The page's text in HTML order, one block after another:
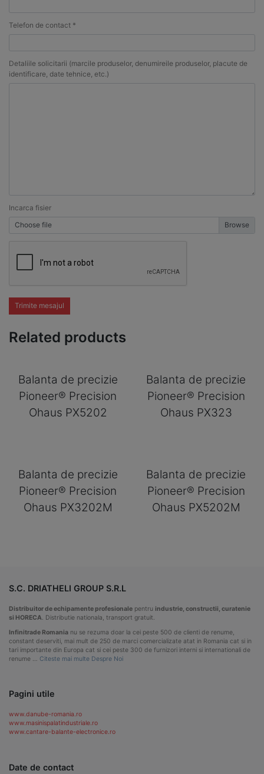
Telefon de contact *
Detaliile solicitarii (marcile produselor, denumireile produselor, placute de
identificare, date tehnice, etc.)
Incarca fisier
Choose file
Trimite mesajul
Related products
Balanta de precizie
Pioneer® Precision
Ohaus PX5202
Balanta de precizie
Pioneer® Precision
Ohaus PX323
Balanta de precizie
Pioneer® Precision
Ohaus PX3202M
Balanta de precizie
Pioneer® Precision
Ohaus PX5202M
S.C. DRIATHELI GROUP S.R.L
Distribuitor de echipamente profesionale pentru industrie, constructii, curatenie
si HORECA . Distributie nationala, transport gratuit.
Infinitrade Romania nu se rezuma doar la cei peste 500 de clienti de renume,
constant deserviti, mai mult de 250 de marci comercializate atat in Romania cat si in
tari importante din Europa cat si cei peste 300 de furnizori interni si internationali de
renume … Citeste mai multe Despre Noi
Pagini utile
www.danube-romania.ro
www.masinispalatindustriale.ro
www.cantare-balante-electronice.ro
Date de contact